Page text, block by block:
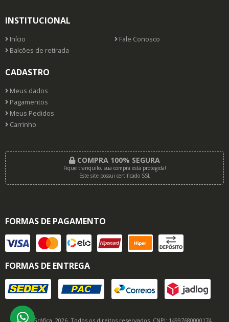
INSTITUCIONAL
Início
Fale Conosco
Balcões de retirada
CADASTRO
Meus dados
Pagamentos
Meus Pedidos
Carrinho
COMPRA 100% SEGURA
Fique tranquilo, sua compra está protegida!
Este site possui certificado SSL
FORMAS DE PAGAMENTO
FORMAS DE ENTREGA
© SD Gráfica. 2026. Todos os direitos reservados. CNPJ: 14997680000174